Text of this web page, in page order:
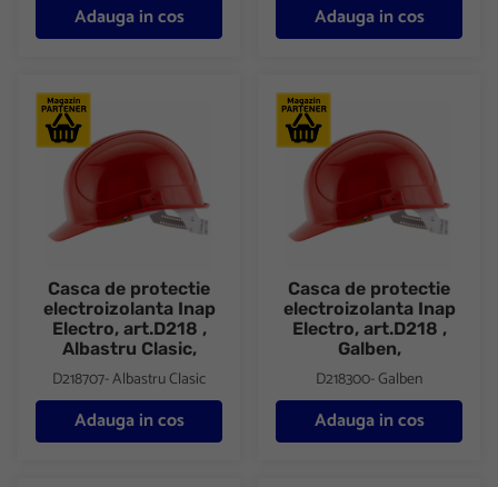
Adauga in cos Adauga in cos
Casca de protectie electroizolanta Inap Electro, art.D218 ,
Casca de protectie
electroizolanta Inap
Electro, art.D218 ,
Albastru Clasic,
D218707- Albastru Clasic
Adauga in cos
Casca de protectie
Casca de protectie
electroizolanta Inap
Electro, art.D218 ,
Galben,
D218300- Galben
Adauga in cos